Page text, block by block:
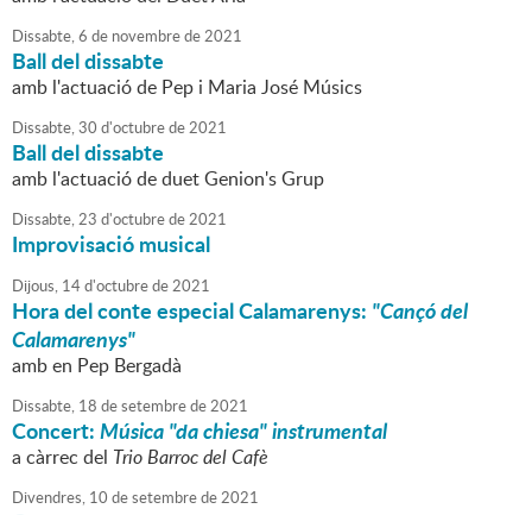
Dissabte,6 de novembrede2021
Ball del dissabte
amb l'actuació de Pep i Maria José Músics
Dissabte,30 d'octubrede2021
Ball del dissabte
amb l'actuació de duet Genion's Grup
Dissabte,23 d'octubrede2021
Improvisació musical
Dijous, 14d'octubrede2021
Hora del conte especial Calamarenys: "Cançó del
Calamarenys"
amb en Pep Bergadà
Dissabte, 18 desetembrede2021
Concert:Música "da chiesa" instrumental
a càrrec del Trio Barroc del Cafè
Divendres, 10 desetembrede2021